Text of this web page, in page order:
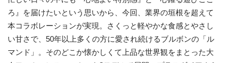
ろ』を届けたいという思いから、今回、業界の垣根を超えて
本コラボレーションが実現。さくっと軽やかな食感とやさし
い甘さで、50年以上多くの方に愛され続けるブルボンの「ル
マンド」。そのどこか懐かしくて上品な世界観をまとった大